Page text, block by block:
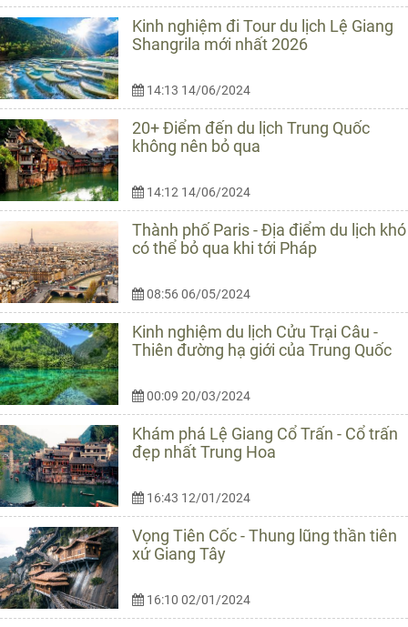
Kinh nghiệm đi Tour du lịch Lệ Giang
Shangrila mới nhất 2026
14:13 14/06/2024
20+ Điểm đến du lịch Trung Quốc
không nên bỏ qua
14:12 14/06/2024
Thành phố Paris - Địa điểm du lịch khó
có thể bỏ qua khi tới Pháp
08:56 06/05/2024
Kinh nghiệm du lịch Cửu Trại Câu -
Thiên đường hạ giới của Trung Quốc
00:09 20/03/2024
Khám phá Lệ Giang Cổ Trấn - Cổ trấn
đẹp nhất Trung Hoa
16:43 12/01/2024
Vọng Tiên Cốc - Thung lũng thần tiên
xứ Giang Tây
16:10 02/01/2024